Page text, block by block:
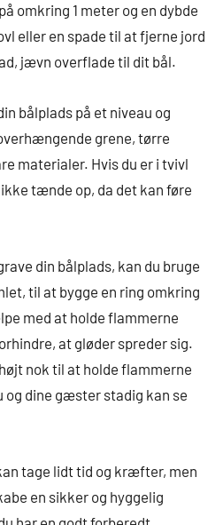
omkring 1 meter og en dybde
eller en spade til at fjerne jord
jævn overflade til dit bål.
bålplads på et niveau og
grene, tørre
materialer. Hvis du er i tvivl
tænde op, da det kan føre
din bålplads, kan du bruge
til at bygge en ring omkring
med at holde flammerne
at gløder spreder sig.
nok til at holde flammerne
og dine gæster stadig kan se
tage lidt tid og kræfter, men
en sikker og hyggelig